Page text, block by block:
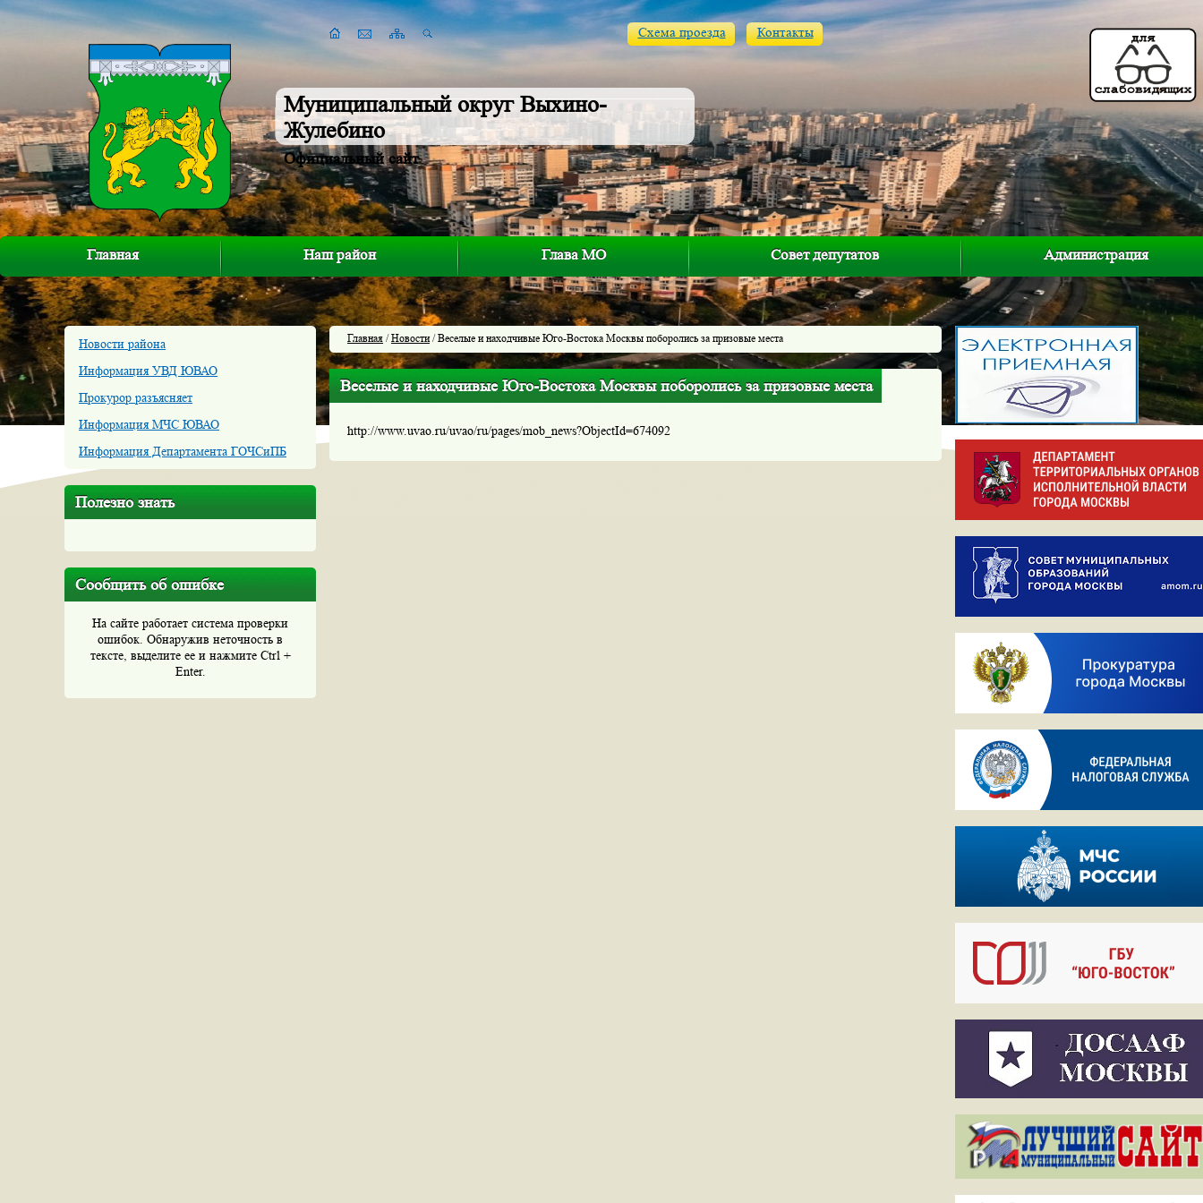
Муниципальный округ Выхино-
Жулебино
Официальный сайт
Схема проезда Контакты
Главная Наш район Глава МО Совет депутатов Администрация
Новости района
Информация УВД ЮВАО
Прокурор разъясняет
Информация МЧС ЮВАО
Информация Департамента ГОЧСиПБ
Полезно знать
Сообщить об ошибке
На сайте работает система проверки
ошибок. Обнаружив неточность в
тексте, выделите ее и нажмите Ctrl +
Enter.
Главная /Новости/ Веселые и находчивые Юго-Востока Москвы поборолись за призовые места
Веселые и находчивые Юго-Востока Москвы поборолись за призовые места
http://www.uvao.ru/uvao/ru/pages/mob_news?ObjectId=674092